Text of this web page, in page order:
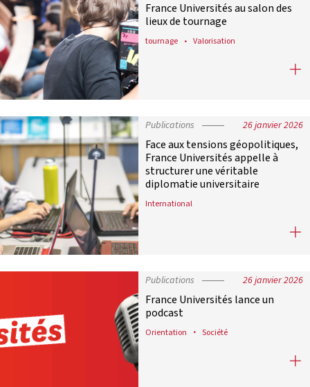
France Universités au salon des
lieux de tournage
tournage Valorisation
France Universités au salon des
Publications 26 janvier 2026
Face aux tensions géopolitiques,
France Universités appelle à
structurer une véritable
diplomatie universitaire
International
Face aux tensions
Publications 26 janvier 2026
France Universités lance un
podcast
Orientation Société
France Universités lance un